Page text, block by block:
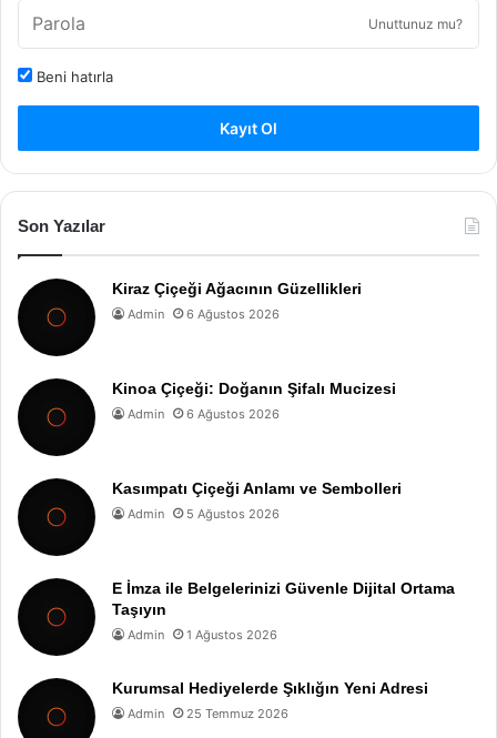
Unuttunuz mu?
Beni hatırla
Kayıt Ol
Son Yazılar
Kiraz Çiçeği Ağacının Güzellikleri
Admin 6 Ağustos 2026
Kinoa Çiçeği: Doğanın Şifalı Mucizesi
Admin 6 Ağustos 2026
Kasımpatı Çiçeği Anlamı ve Sembolleri
Admin 5 Ağustos 2026
E İmza ile Belgelerinizi Güvenle Dijital Ortama
Taşıyın
Admin 1 Ağustos 2026
Kurumsal Hediyelerde Şıklığın Yeni Adresi
Admin 25 Temmuz 2026